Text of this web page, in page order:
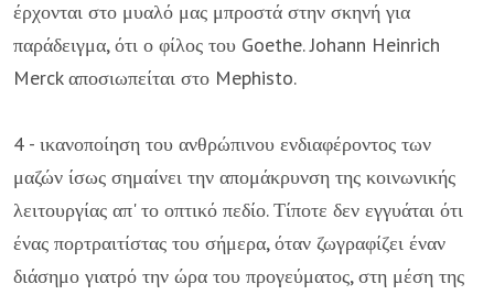
έρχονται στο μυαλό μας μπροστά στην σκηνή για
παράδειγμα, ότι ο φίλος του Goethe. Johann Heinrich
Merck αποσιωπείται στο Mephisto.
4 - ικανοποίηση του ανθρώπινου ενδιαφέροντος των
μαζών ίσως σημαίνει την απομάκρυνση της κοινωνικής
λειτουργίας απ' το οπτικό πεδίο. Τίποτε δεν εγγυάται ότι
ένας πορτραιτίστας του σήμερα, όταν ζωγραφίζει έναν
διάσημο γιατρό την ώρα του προγεύματος, στη μέση της